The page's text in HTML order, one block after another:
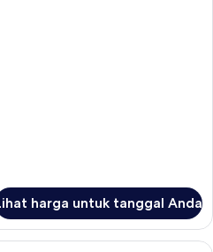
harga untuk tanggal Anda